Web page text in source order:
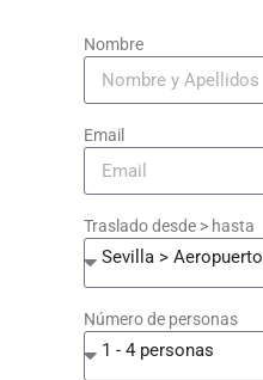
Nombre
Email
Traslado desde > hasta
Sevilla > Aeropuerto
Número de personas
1 - 4 personas